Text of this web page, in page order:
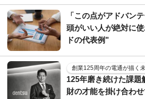
「この点がアドバン
頭がいい人が絶対に
ドの代表例"
創業125周年の電通が描く
125年磨き続けた課題
財の才能を掛け合わ